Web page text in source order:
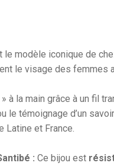
modèle iconique de
le visage des femmes
la main grâce à un fil
le témoignage d’un
Latine et France.
: Ce bijou est